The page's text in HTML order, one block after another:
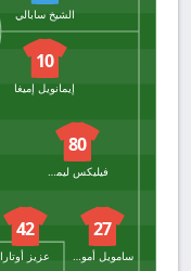
الشيخ سابالي
10
إيمانويل إميغا
80
فيليكس ليماريشال
27
سامويل أمو أميو
42
عزيز أوتارا